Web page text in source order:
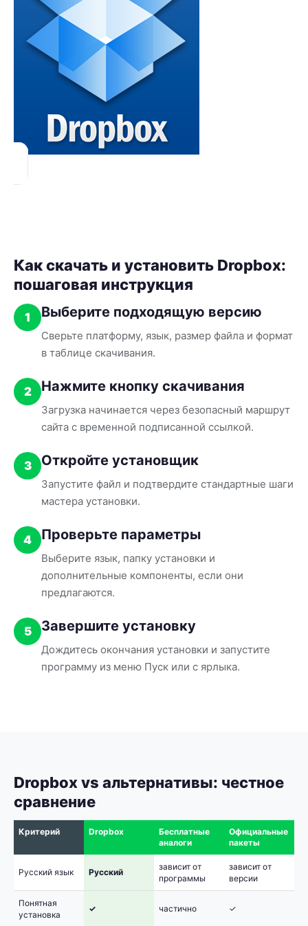
Как скачать и установить Dropbox:
пошаговая инструкция
1 Выберите подходящую версию
Сверьте платформу, язык, размер файла и формат
в таблице скачивания.
2 Нажмите кнопку скачивания
Загрузка начинается через безопасный маршрут
сайта с временной подписанной ссылкой.
3 Откройте установщик
Запустите файл и подтвердите стандартные шаги
мастера установки.
4 Проверьте параметры
Выберите язык, папку установки и
дополнительные компоненты, если они
предлагаются.
5 Завершите установку
Дождитесь окончания установки и запустите
программу из меню Пуск или с ярлыка.
Dropbox vs альтернативы: честное
сравнение
Критерий Dropbox
Бесплатные
аналоги
Официальные
пакеты
Русский язык Русский
зависит от
программы
зависит от
версии
Понятная
установка
✓ частично ✓